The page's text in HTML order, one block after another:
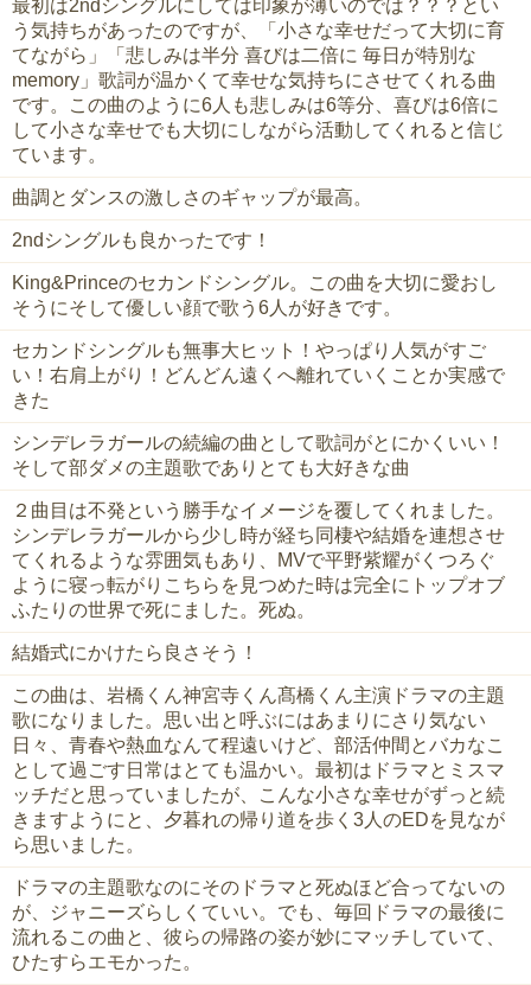
最初は2ndシングルにしては印象が薄いのでは？？？とい
う気持ちがあったのですが、「小さな幸せだって大切に育
てながら」「悲しみは半分 喜びは二倍に 毎日が特別な
memory」歌詞が温かくて幸せな気持ちにさせてくれる曲
です。この曲のように6人も悲しみは6等分、喜びは6倍に
して小さな幸せでも大切にしながら活動してくれると信じ
ています。
曲調とダンスの激しさのギャップが最高。
2ndシングルも良かったです！
King&Princeのセカンドシングル。この曲を大切に愛おし
そうにそして優しい顔で歌う6人が好きです。
セカンドシングルも無事大ヒット！やっぱり人気がすご
い！右肩上がり！どんどん遠くへ離れていくことか実感で
きた
シンデレラガールの続編の曲として歌詞がとにかくいい！
そして部ダメの主題歌でありとても大好きな曲
２曲目は不発という勝手なイメージを覆してくれました。
シンデレラガールから少し時が経ち同棲や結婚を連想させ
てくれるような雰囲気もあり、MVで平野紫耀がくつろぐ
ように寝っ転がりこちらを見つめた時は完全にトップオブ
ふたりの世界で死にました。死ぬ。
結婚式にかけたら良さそう！
この曲は、岩橋くん神宮寺くん髙橋くん主演ドラマの主題
歌になりました。思い出と呼ぶにはあまりにさり気ない
日々、青春や熱血なんて程遠いけど、部活仲間とバカなこ
として過ごす日常はとても温かい。最初はドラマとミスマ
ッチだと思っていましたが、こんな小さな幸せがずっと続
きますようにと、夕暮れの帰り道を歩く3人のEDを見なが
ら思いました。
ドラマの主題歌なのにそのドラマと死ぬほど合ってないの
が、ジャニーズらしくていい。でも、毎回ドラマの最後に
流れるこの曲と、彼らの帰路の姿が妙にマッチしていて、
ひたすらエモかった。